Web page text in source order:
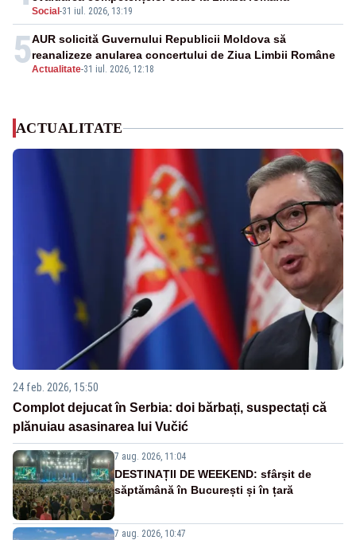
Social -31 iul. 2026, 13:19
5Actualitate-31 iul. 2026, 12:18
AUR solicită Guvernului Republicii Moldova să
reanalizeze anularea concertului de Ziua Limbii Române
ACTUALITATE
24 feb. 2026, 15:50
Complot dejucat în Serbia: doi bărbați, suspectați că
plănuiau asasinarea lui Vučić
7 aug. 2026, 11:04
DESTINAȚII DE WEEKEND: sfârșit de
săptămână în București și în țară
7 aug. 2026, 10:47